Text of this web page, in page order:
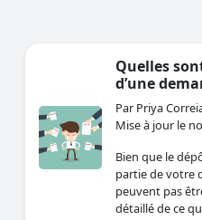
Quelles
d’une
Par Priya
Mise à jour le
Bien que le
partie de votre
peuvent pas
détaillé de ce